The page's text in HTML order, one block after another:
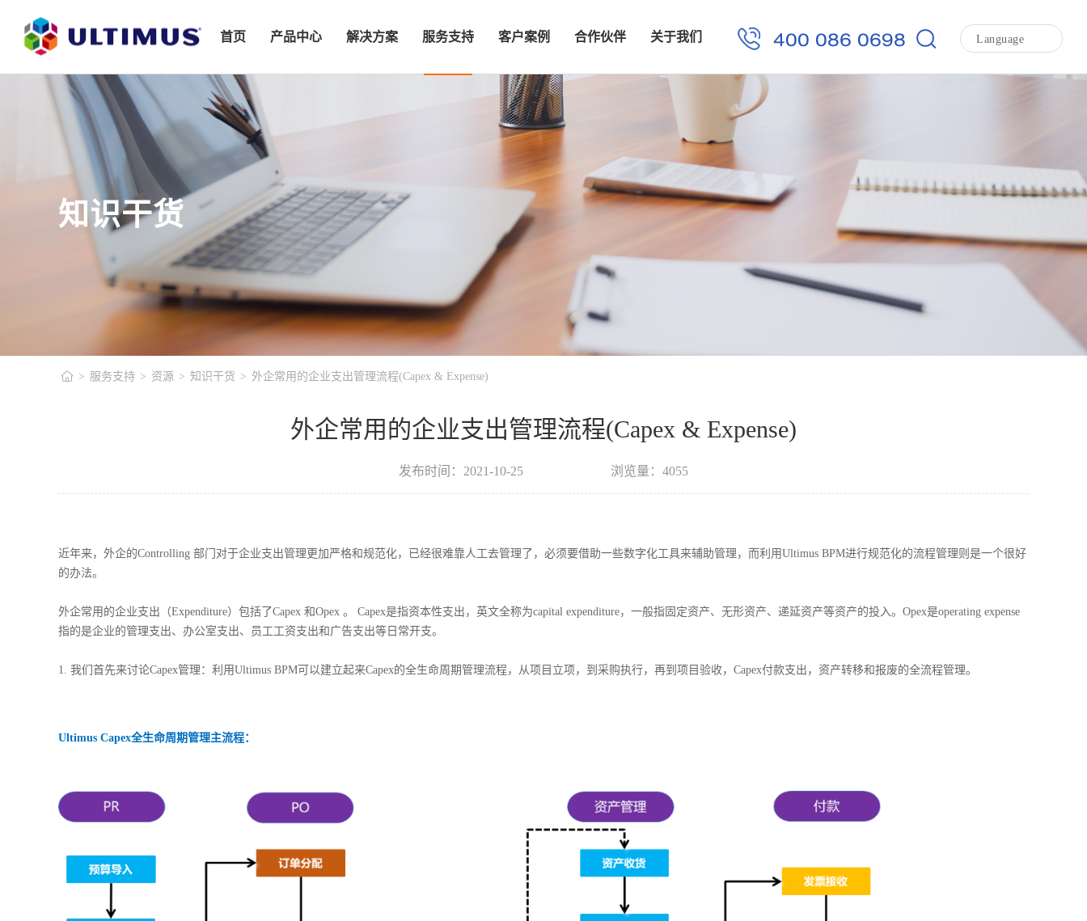
400 086 0698 Language
首页 产品中心 解决方案 服务支持 客户案例 合作伙伴 关于我们
知识干货
> 服务支持 > 资源 > 知识干货 > 外企常用的企业支出管理流程(Capex & Expense)
外企常用的企业支出管理流程(Capex & Expense)
发布时间：2021-10-25 浏览量：4055
近年来，外企的Controlling 部门对于企业支出管理更加严格和规范化，已经很难靠人工去管理了，必须要借助一些数字化工具来辅助管理，而利用Ultimus BPM进行规范化的流程管理则是一个很好
的办法。
外企常用的企业支出（Expenditure）包括了Capex 和Opex 。
Capex是指资本性支出，英文全称为capital expenditure，一般指固定资产、无形资产、递延资产等资产的投入。Opex是operating expense
指的是企业的管理支出、办公室支出、员工工资支出和广告支出等日常开支。
1. 我们首先来讨论Capex管理：利用Ultimus BPM可以建立起来Capex的全生命周期管理流程，从项目立项，到采购执行，再到项目验收， Capex付款支出，资产转移和报废的全流程管理。
Ultimus Capex全生命周期管理主流程：